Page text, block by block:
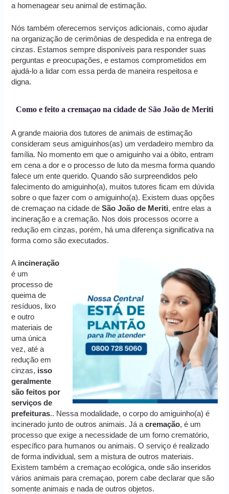
a homenagear seu animal de estimação.
Nós também oferecemos serviços adicionais, como ajudar
na organização de cerimônias de despedida e na entrega de
cinzas. Estamos sempre disponíveis para responder suas
perguntas e preocupações, e estamos comprometidos em
ajudá-lo a lidar com essa perda de maneira respeitosa e
digna.
Como e feito a cremaçao na cidade de São João de Meriti
A grande maioria dos tutores de animais de estimação
consideram seus amiguinhos(as) um verdadeiro membro da
família. No momento em que o amiguinho vai a óbito, entram
em cena a dor e o processo de luto da mesma forma quando
falece um ente querido. Quando são surpreendidos pelo
falecimento do amiguinho(a), muitos tutores ficam em dúvida
sobre o que fazer com o amiguinho(a). Existem duas opções
de cremaçao na cidade deSão João de Meriti, entre elas a
incineração e a cremação. Nos dois processos ocorre a
redução em cinzas, porém, há uma diferença significativa na
forma como são executados.
A incineração
é um
processo de
queima de
resíduos, lixo
e outro
materiais de
uma única
vez, até a
redução em
cinzas, isso
geralmente
são feitos por
serviços de
prefeituras.. Nessa modalidade, o corpo do amiguinho(a) é
incinerado junto de outros animais. Já acremação, é um
processo que exige a necessidade de um forno crematório,
específico para humanos ou animais. O serviço é realizado
de forma individual, sem a mistura de outros materiais.
Existem também a cremaçao ecológica, onde são inseridos
vários animais para cremaçao, porem cabe declarar que são
somente animais e nada de outros objetos.